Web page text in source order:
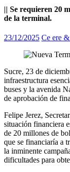
|| Se requieren 20
de la terminal.
23/12/2025 Ce ere &
Sucre, 23 de
infraestructura
buses y la avenida
de aprobación de
Felipe Jerez,
situación financiera
de 20 millones de
que se financiaría a
la inminente
dificultades para